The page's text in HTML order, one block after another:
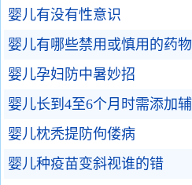
婴儿有没有性意识
婴儿有哪些禁用或慎用的药物
婴儿孕妇防中暑妙招
婴儿长到4至6个月时需添加
婴儿枕秃提防佝偻病
婴儿种疫苗变斜视谁的错